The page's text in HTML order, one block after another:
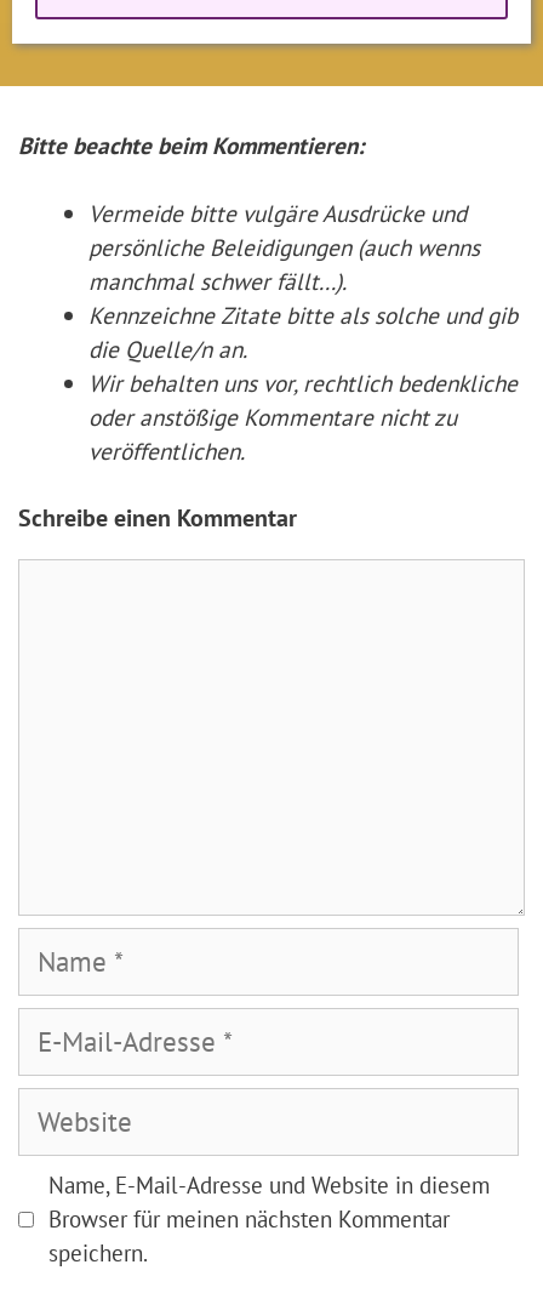
Bitte beachte beim Kommentieren:
Vermeide bitte vulgäre Ausdrücke und
persönliche Beleidigungen (auch wenns
manchmal schwer fällt...).
Kennzeichne Zitate bitte als solche und gib
die Quelle/n an.
Wir behalten uns vor, rechtlich bedenkliche
oder anstößige Kommentare nicht zu
veröffentlichen.
Schreibe einen Kommentar
Mail-
Adresse
Name, E-Mail-Adresse und Website in diesem
Browser für meinen nächsten Kommentar
speichern.